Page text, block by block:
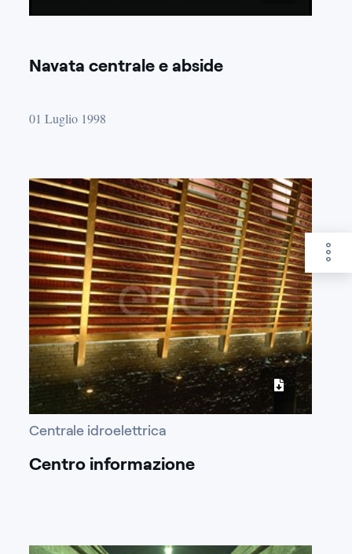
Navata centrale e abside
01 Luglio 1998
Centrale idroelettrica
Centro informazione